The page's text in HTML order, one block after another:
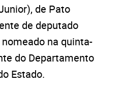
de Pato
de deputado
na quinta-
do Departamento
Estado.